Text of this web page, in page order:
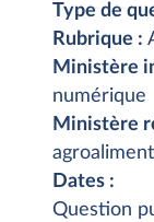
Type de
Rubrique :
Ministère
numérique
Ministère
Dates :
Question